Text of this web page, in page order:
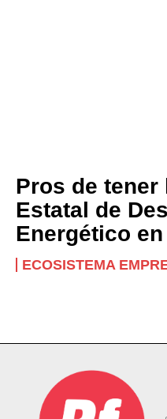
Pros de tener
Estatal de
Energético
ECOSISTEMA